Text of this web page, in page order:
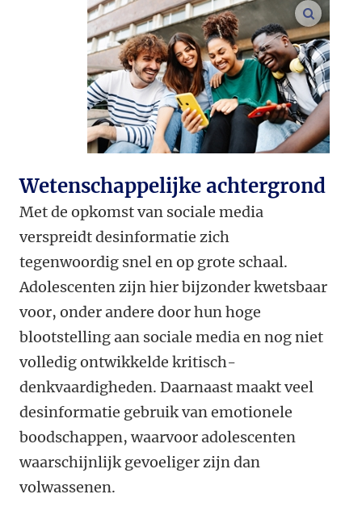
open
Wetenschappelijke achtergrond
Met de opkomst van sociale media
verspreidt desinformatie zich
tegenwoordig snel en op grote schaal.
Adolescenten zijn hier bijzonder kwetsbaar
voor, onder andere door hun hoge
blootstelling aan sociale media en nog niet
volledig ontwikkelde kritisch-
denkvaardigheden. Daarnaast maakt veel
desinformatie gebruik van emotionele
boodschappen, waarvoor adolescenten
waarschijnlijk gevoeliger zijn dan
volwassenen.